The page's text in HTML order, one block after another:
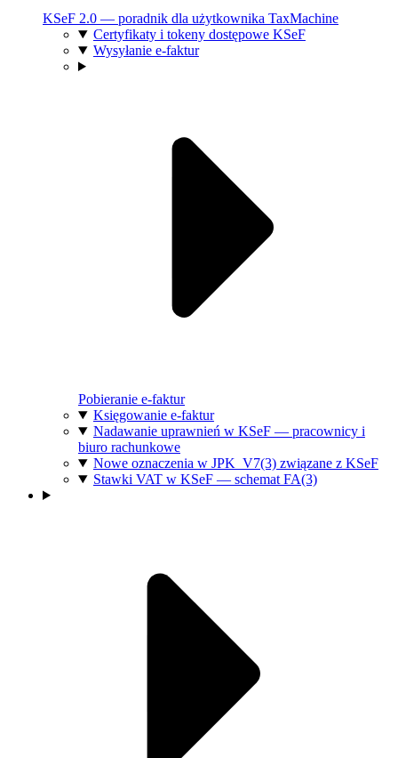
KSeF 2.0 — poradnik dla użytkownika TaxMachine
Certyfikaty i tokeny dostępowe KSeF
Wysyłanie e-faktur
Pobieranie e-faktur
Księgowanie e-faktur
Nadawanie uprawnień w KSeF — pracownicy i
biuro rachunkowe
Nowe oznaczenia w JPK_V7(3) związane z KSeF
Stawki VAT w KSeF — schemat FA(3)